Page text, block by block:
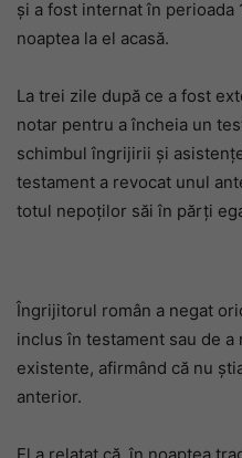
și a fost internat în perioada
noaptea la el acasă.
La trei zile după ce a fost
notar pentru a încheia un
schimbul îngrijirii și
testament a revocat unul
totul nepoților săi în părți
Îngrijitorul român a negat
inclus în testament sau de
existente, afirmând că nu
anterior.